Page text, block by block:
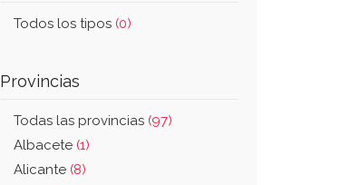
Todos los tipos (0)
Provincias
Todas las provincias (97)
Albacete (1)
Alicante (8)